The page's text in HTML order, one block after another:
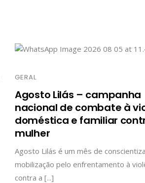
GERAL
Agosto Lilás – campanha
nacional de combate à
doméstica e familiar
mulher
Agosto Lilás é um mês de
mobilização pelo enfrentamento à
contra a [...]